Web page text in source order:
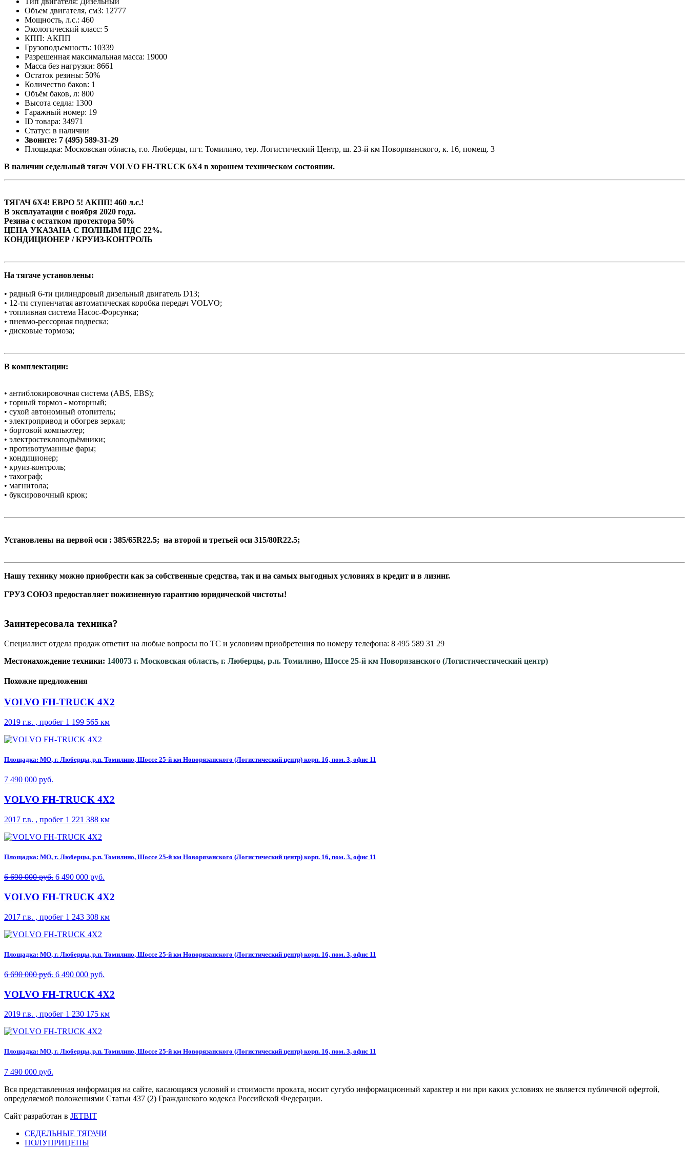
Объем двигателя, см3: 12777
Мощность, л.с.: 460
Экологический класс: 5
КПП: АКПП
Грузоподъемность: 10339
Разрешенная максимальная масса: 19000
Масса без нагрузки: 8661
Остаток резины: 50%
Количество баков: 1
Объём баков, л: 800
Высота седла: 1300
Гаражный номер: 19
ID товара: 34971
Статус: в наличии
Звоните: 7 (495) 589-31-29
Площадка: Московская область, г.о. Люберцы, пгт. Томилино, тер. Логистический Центр, ш. 23-й км Новорязанского, к. 16, помещ. 3
В наличии седельный тягач VOLVO FH-TRUCK 6X4 в хорошем техническом состоянии.
ТЯГАЧ 6Х4! ЕВРО 5! АКПП! 460 л.с.!
В эксплуатации с ноября 2020 года.
Резина с остатком протектора 50%
ЦЕНА УКАЗАНА С ПОЛНЫМ НДС 22%.
КОНДИЦИОНЕР / КРУИЗ-КОНТРОЛЬ
На тягаче установлены:
• рядный 6-ти цилиндровый дизельный двигатель D13;
• 12-ти ступенчатая автоматическая коробка передач VOLVO;
• топливная система Насос-Форсунка;
• пневмо-рессорная подвеска;
• дисковые тормоза;
В комплектации:
• антиблокировочная система (АBS, EBS);
• горный тормоз - моторный;
• сухой автономный отопитель;
• электропривод и обогрев зеркал;
• бортовой компьютер;
• электростеклоподъёмники;
• противотуманные фары;
• кондиционер;
• круиз-контроль;
• тахограф;
• магнитола;
• буксировочный крюк;
Установлены на первой оси : 385/65R22.5; на второй и третьей оси 315/80R22.5;
Нашу технику можно приобрести как за собственные средства, так и на самых выгодных условиях в кредит и в лизинг.
ГРУЗ СОЮЗ предоставляет пожизненную гарантию юридической чистоты!
Заинтересовала техника?
Специалист отдела продаж ответит на любые вопросы по ТС и условиям приобретения по номеру телефона: 8 495 589 31 29
Местонахождение техники: 140073 г. Московская область, г. Люберцы, р.п. Томилино, Шоссе 25-й км Новорязанского (Логистичестический центр)
Похожие предложения
VOLVO FH-TRUCK 4X2
2019 г.в. , пробег 1 199 565 км
Площадка: МО, г. Люберцы, р.п. Томилино, Шоссе 25-й км Новорязанского (Логистический центр) корп. 16, пом. 3, офис 11
7 490 000 руб.
VOLVO FH-TRUCK 4X2
2017 г.в. , пробег 1 221 388 км
Площадка: МО, г. Люберцы, р.п. Томилино, Шоссе 25-й км Новорязанского (Логистический центр) корп. 16, пом. 3, офис 11
6 690 000 руб. 6 490 000 руб.
VOLVO FH-TRUCK 4X2
2017 г.в. , пробег 1 243 308 км
Площадка: МО, г. Люберцы, р.п. Томилино, Шоссе 25-й км Новорязанского (Логистический центр) корп. 16, пом. 3, офис 11
6 690 000 руб. 6 490 000 руб.
VOLVO FH-TRUCK 4X2
2019 г.в. , пробег 1 230 175 км
Площадка: МО, г. Люберцы, р.п. Томилино, Шоссе 25-й км Новорязанского (Логистический центр) корп. 16, пом. 3, офис 11
7 490 000 руб.
Вся представленная информация на сайте, касающаяся условий и стоимости проката, носит сугубо информационный характер и ни при каких условиях не является публичной офертой,
определяемой положениями Статьи 437 (2) Гражданского кодекса Российской Федерации.
Сайт разработан в JETBIT
СЕДЕЛЬНЫЕ ТЯГАЧИ
ПОЛУПРИЦЕПЫ